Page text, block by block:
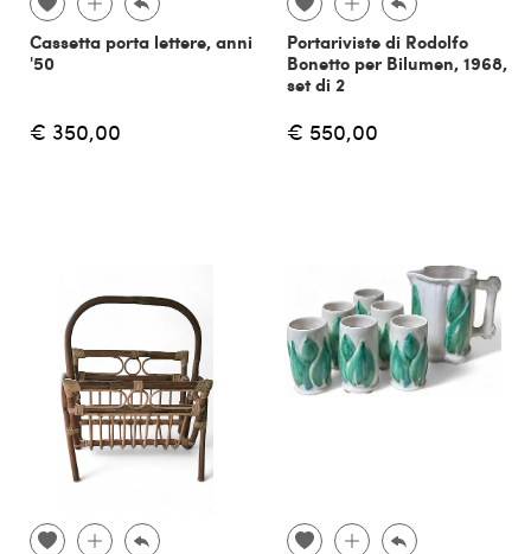
Cassetta porta lettere, anni
'50
€ 350,00
Portariviste di Rodolfo
Bonetto per Bilumen, 1968,
set di 2
€ 550,00